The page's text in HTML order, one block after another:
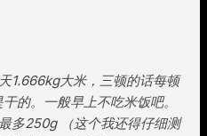
1.666kg大米，三顿的话每顿
的。一般早上不吃米饭吧。
多250g （这个我还得仔细测